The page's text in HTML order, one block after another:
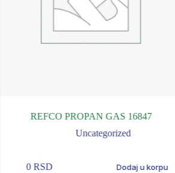
REFCO PROPAN GAS 16847
Uncategorized
0RSD Dodaj u korpu